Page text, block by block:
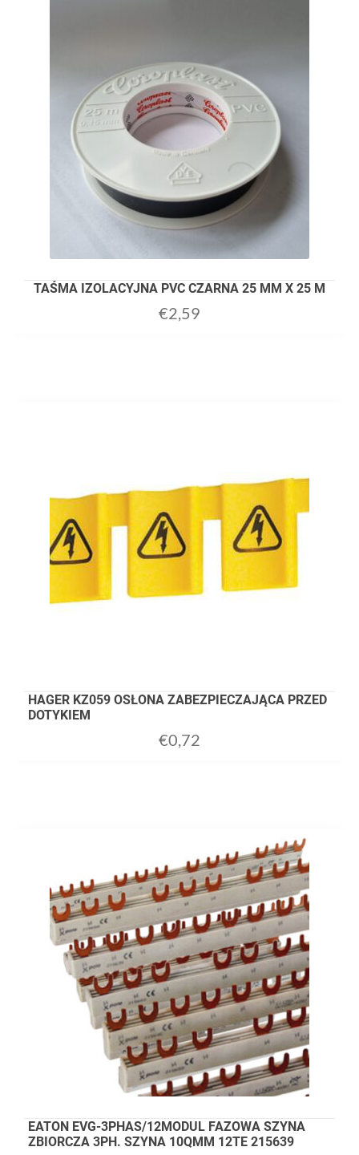
TAŚMA IZOLACYJNA PVC CZARNA 25 MM X 25 M
€2,59
HAGER KZ059 OSŁONA ZABEZPIECZAJĄCA PRZED
DOTYKIEM
€0,72
EATON EVG-3PHAS/12MODUL FAZOWA SZYNA
ZBIORCZA 3PH. SZYNA 10QMM 12TE 215639